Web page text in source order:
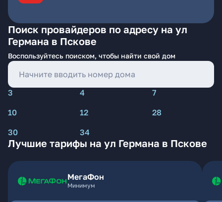
Поиск провайдеров по адресу на ул
Германа в Пскове
Воспользуйтесь поиском, чтобы найти свой дом
3 4
7
10
12
28
30
34
Лучшие тарифы на ул Германа в Пскове
МегаФон
Минимум